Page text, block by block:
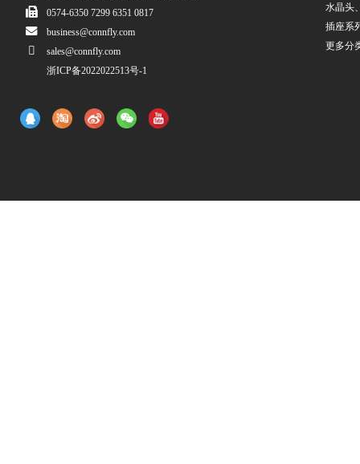
0574-6350 7299 6351 0817
business@connfly.com
sales@connfly.com
浙ICP备2022022513号-1
水晶头
插座系
更多分